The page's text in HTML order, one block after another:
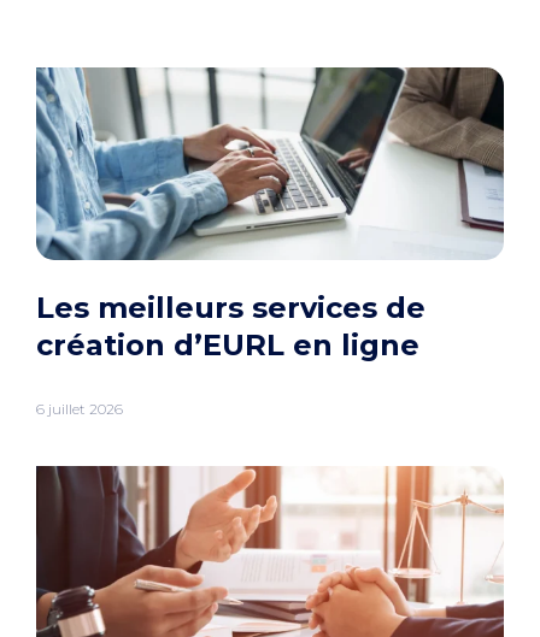
Les meilleurs services de
création d’EURL en ligne
6 juillet 2026